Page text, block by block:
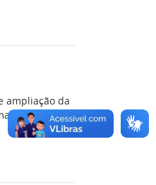
ampliação da
em R$ 125